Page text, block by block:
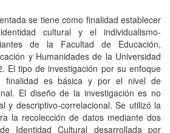
se tiene como finalidad establecer
cultural y el individualismo-
de la Facultad de Educación,
y Humanidades de la Universidad
El tipo de investigación por su enfoque
finalidad es básica y por el nivel de
El diseño de la investigación es no
y descriptivo-correlacional. Se utilizó la
la recolección de datos mediante dos
Identidad Cultural desarrollada por